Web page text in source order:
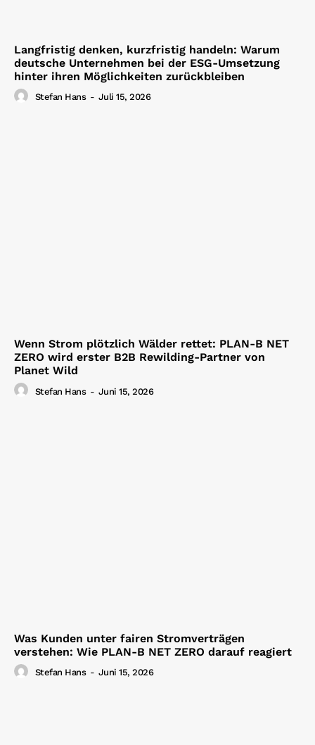
Langfristig denken, kurzfristig handeln: Warum
deutsche Unternehmen bei der ESG-Umsetzung
hinter ihren Möglichkeiten zurückbleiben
Stefan Hans - Juli 15, 2026
Wenn Strom plötzlich Wälder rettet: PLAN-B NET
ZERO wird erster B2B Rewilding-Partner von
Planet Wild
Stefan Hans - Juni 15, 2026
Was Kunden unter fairen Stromverträgen
verstehen: Wie PLAN-B NET ZERO darauf reagiert
Stefan Hans - Juni 15, 2026